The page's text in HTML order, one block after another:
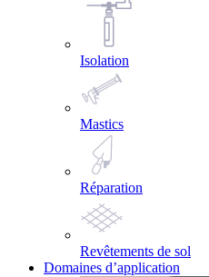
Isolation
Mastics
Réparation
Revêtements de sol
Domaines d’application